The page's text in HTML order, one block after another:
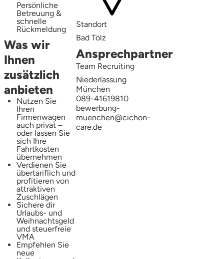
Persönliche
Betreuung &
schnelle
Rückmeldung
Was wir
Ihnen
zusätzlich
anbieten
Nutzen Sie
Ihren
Firmenwagen
auch privat –
oder lassen Sie
sich Ihre
Fahrtkosten
übernehmen
Verdienen Sie
übertariflich und
profitieren von
attraktiven
Zuschlägen
Sichere dir
Urlaubs- und
Weihnachtsgeld
und steuerfreie
VMA
Empfehlen Sie
neue
Standort
Bad Tölz
Ansprechpartner
Team Recruiting
Niederlassung
München
089-41619810
bewerbung-
muenchen@cichon-
care.de